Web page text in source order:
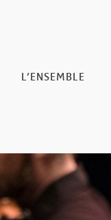
L’ENSEMBLE